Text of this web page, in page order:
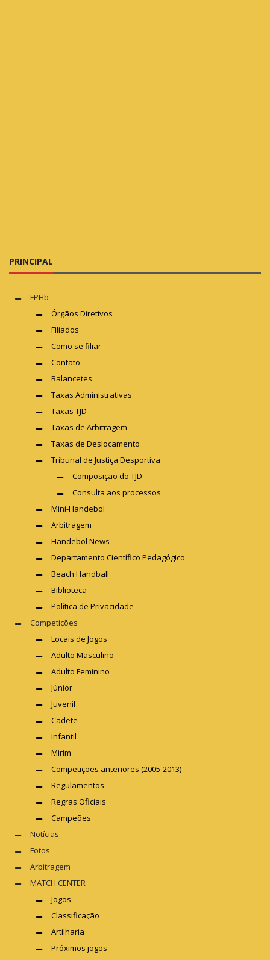
PRINCIPAL
FPHb
Órgãos Diretivos
Filiados
Como se filiar
Contato
Balancetes
Taxas Administrativas
Taxas TJD
Taxas de Arbitragem
Taxas de Deslocamento
Tribunal de Justiça Desportiva
Composição do TJD
Consulta aos processos
Mini-Handebol
Arbitragem
Handebol News
Departamento Científico Pedagógico
Beach Handball
Biblioteca
Política de Privacidade
Competições
Locais de Jogos
Adulto Masculino
Adulto Feminino
Júnior
Juvenil
Cadete
Infantil
Mirim
Competições anteriores (2005-2013)
Regulamentos
Regras Oficiais
Campeões
Notícias
Fotos
Arbitragem
MATCH CENTER
Jogos
Classificação
Artilharia
Próximos jogos